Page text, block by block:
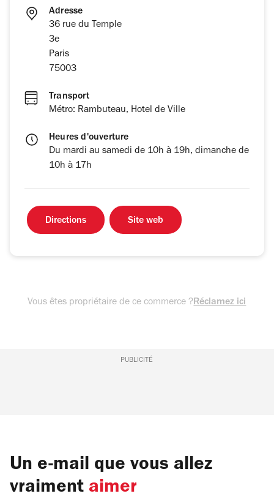
Adresse
36 rue du Temple
3e
Paris
75003
Transport
Métro: Rambuteau, Hotel de Ville
Heures d'ouverture
Du mardi au samedi de 10h à 19h, dimanche de
10h à 17h
Directions Site web
Vous êtes propriétaire de ce commerce ?Réclamez ici
PUBLICITÉ
Un e-mail que vous allez
vraiment aimer